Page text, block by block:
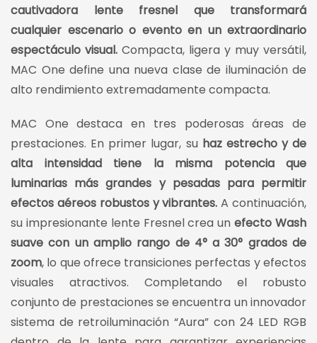
cautivadora lente fresnel que transformará
cualquier escenario o evento en un extraordinario
espectáculo visual. Compacta, ligera y muy versátil,
MAC One define una nueva clase de iluminación de
alto rendimiento extremadamente compacta.
MAC One destaca en tres poderosas áreas de
prestaciones. En primer lugar, su haz estrecho y de
alta intensidad tiene la misma potencia que
luminarias más grandes y pesadas para permitir
efectos aéreos robustos y vibrantes. A continuación,
su impresionante lente Fresnel crea unefecto Wash
suave con un amplio rango de 4° a 30° grados de
zoom, lo que ofrece transiciones perfectas y efectos
visuales atractivos. Completando el robusto
conjunto de prestaciones se encuentra un innovador
sistema de retroiluminación “Aura” con 24 LED RGB